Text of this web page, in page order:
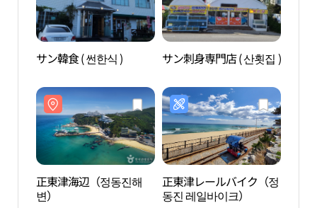
サン韓食 ( 썬한식 ) サン刺身専門店 ( 산횟집 )
正東津海辺（정동진해
변）
正東津レールバイク（정
동진 레일바이크）